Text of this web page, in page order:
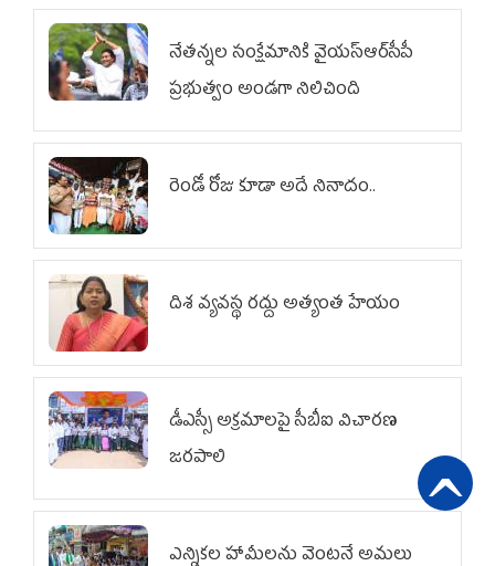
నేతన్నల సంక్షేమానికి వైయ‌స్ఆర్‌సీపీ
ప్రభుత్వం అండగా నిలిచింది
రెండో రోజు కూడా అదే నినాదం..
దిశ వ్యవస్థ రద్దు అత్యంత హేయం
డీఎస్సీ అక్రమాలపై సీబీఐ విచారణ
జరపాలి
ఎన్నికల హామీలను వెంటనే అమలు